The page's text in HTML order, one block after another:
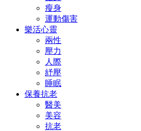
瘦身
運動傷害
樂活心靈
兩性
壓力
人際
紓壓
睡眠
保養抗老
醫美
美容
抗老